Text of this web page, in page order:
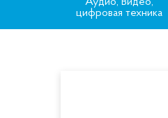
цифровая техника